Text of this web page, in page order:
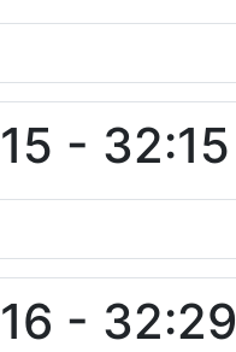
- 32:15
- 32:29